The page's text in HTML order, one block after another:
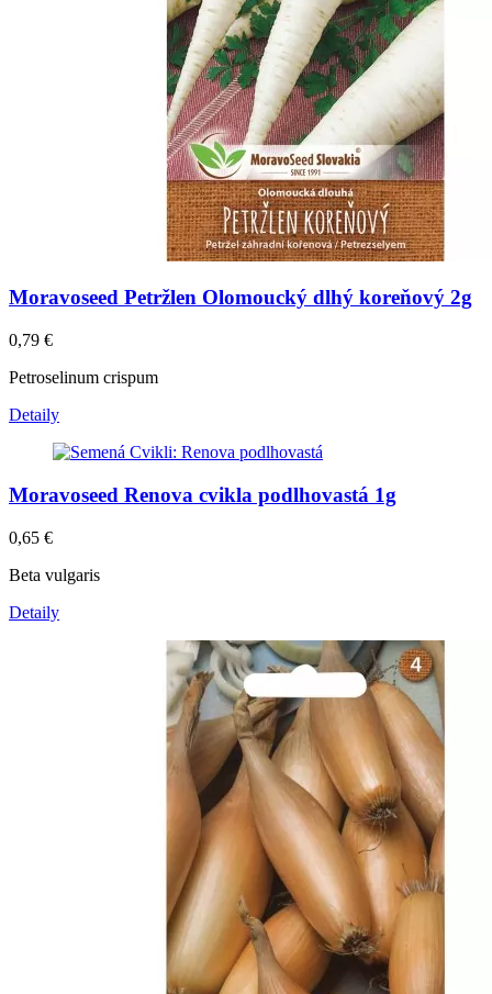
Moravoseed Petržlen Olomoucký dlhý koreňový 2g
0,79 €
Petroselinum crispum
Detaily
Moravoseed Renova cvikla podlhovastá 1g
0,65 €
Beta vulgaris
Detaily